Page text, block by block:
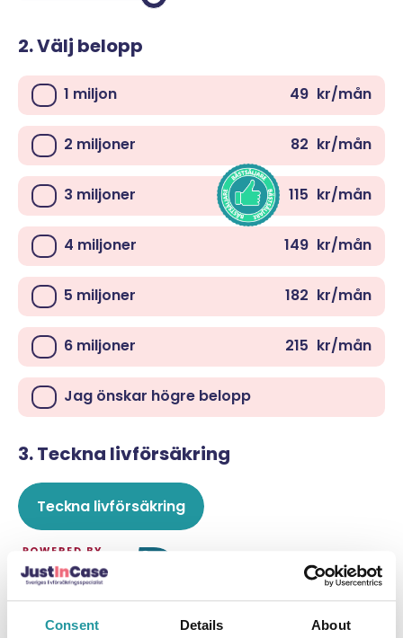
Consent Details About
2.Välj belopp
1 miljon 49 kr/mån
2 miljoner 82 kr/mån
3 miljoner 115 kr/mån
4 miljoner 149 kr/mån
5 miljoner 182 kr/mån
6 miljoner 215 kr/mån
Jag önskar högre belopp
3.Teckna livförsäkring
Teckna livförsäkring